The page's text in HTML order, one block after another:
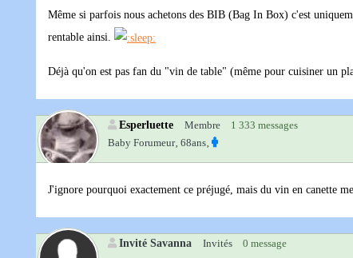
Même si parfois nous achetons des BIB (Bag In Box) c'est
rentable ainsi.
Déjà qu'on est pas fan du "vin de table" (même pour cuisiner un
Esperluette Membre
1 333 messages
Baby Forumeur‚ 68ans‚
J'ignore pourquoi exactement ce préjugé, mais du vin en canette
Invité Savanna Invités 0 message